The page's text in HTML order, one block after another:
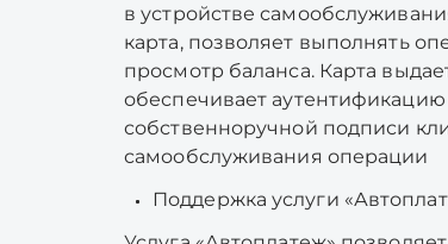
в устройстве
карта, позволяет выполнять
просмотр баланса. Карта
обеспечивает
собственноручной подписи
самообслуживания операции
Поддержка услуги